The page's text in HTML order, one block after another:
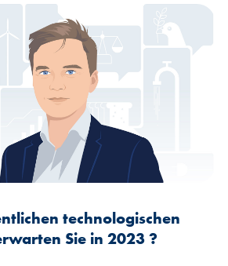
technologischen
Sie in 2023 ?